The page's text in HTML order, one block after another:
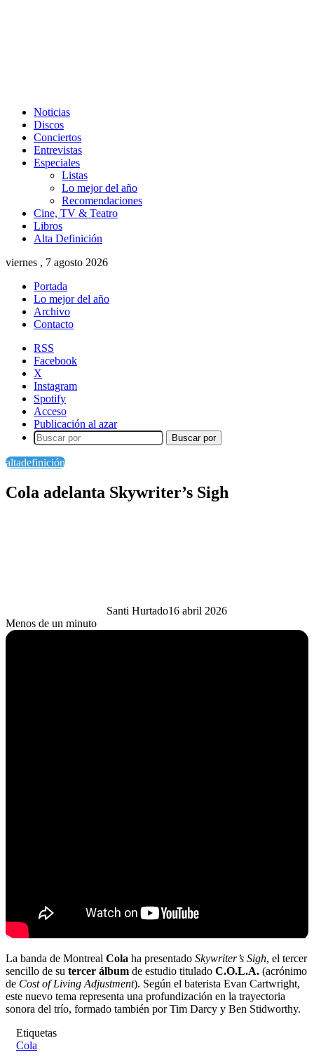
Noticias
Discos
Conciertos
Entrevistas
Especiales
Listas
Lo mejor del año
Recomendaciones
Cine, TV & Teatro
Libros
Alta Definición
viernes , 7 agosto 2026
Portada
Lo mejor del año
Archivo
Contacto
RSS
Facebook
X
Instagram
Spotify
Acceso
Publicación al azar
Buscar por
altadefinición
Cola adelanta Skywriter’s Sigh
Santi Hurtado16 abril 2026
Menos de un minuto
La banda de Montreal Cola ha presentado Skywriter’s Sigh, el tercer
sencillo de su tercer álbum de estudio titulado C.O.L.A. (acrónimo
de Cost of Living Adjustment). Según el baterista Evan Cartwright,
este nuevo tema representa una profundización en la trayectoria
sonora del trío, formado también por Tim Darcy y Ben Stidworthy.
Etiquetas
Cola